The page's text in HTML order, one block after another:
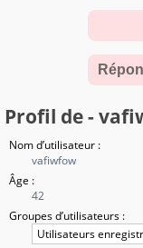
Profil de -
Nom d’utilisateur :
vafiwfow
Âge :
42
Groupes d’utilisateurs :